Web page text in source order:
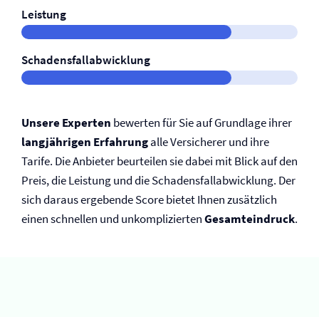
Leistung
Schadensfallabwicklung
Unsere Experten bewerten für Sie auf Grundlage ihrer
langjährigen Erfahrungalle Versicherer und ihre
Tarife. Die Anbieter beurteilen sie dabei mit Blick auf den
Preis, die Leistung und die Schadensfallabwicklung. Der
sich daraus ergebende Score bietet Ihnen zusätzlich
einen schnellen und unkompliziertenGesamteindruck.